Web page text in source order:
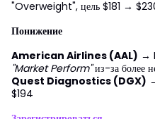
"Overweight", цель $181 →
Понижение
American Airlines (AAL) →
"Market Perform"из-за более
Quest Diagnostics (DGX)
$194